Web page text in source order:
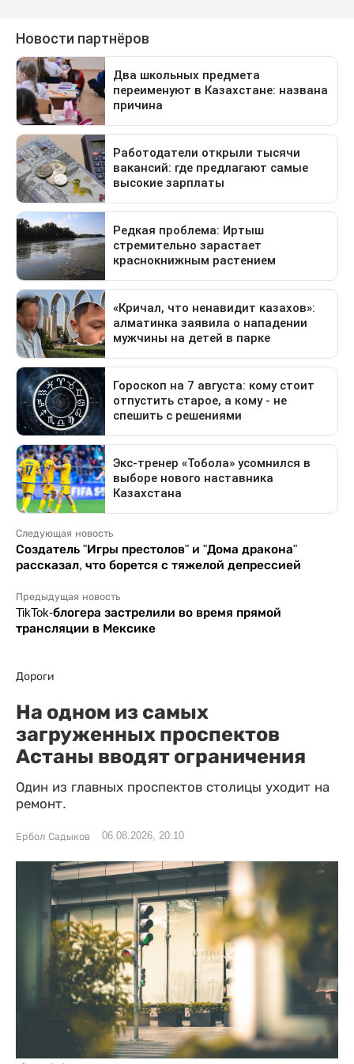
Следующая новость
Создатель "Игры престолов" и "Дома дракона"
рассказал, что борется с тяжелой депрессией
Предыдущая новость
TikTok-блогера застрелили во время прямой
трансляции в Мексике
Дороги
На одном из самых
загруженных проспектов
Астаны вводят ограничения
Один из главных проспектов столицы уходит на
ремонт.
Ербол Садыков 06.08.2026, 20:10